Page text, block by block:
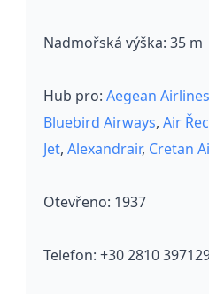
Nadmořská výška: 35 m
Hub pro: Aegean Airlines
Bluebird Airways, Air
Jet, Alexandrair, Cretan
Otevřeno: 1937
Telefon: +30 2810